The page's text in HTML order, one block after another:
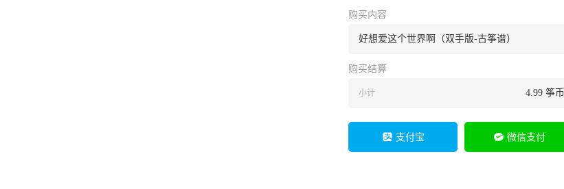
购买内容
好想爱这个世界啊（双手版-古筝谱）
购买结算
小计 4.99 筝币
支付宝 微信支付